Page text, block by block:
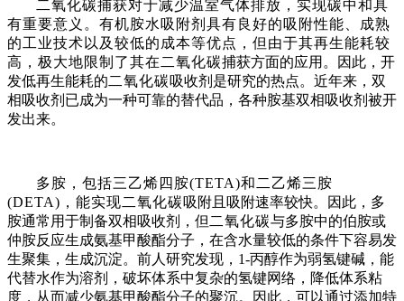
二氧化碳捕获对于减少温室气体排放，实现碳中和具
有重要意义。有机胺水吸附剂具有良好的吸附性能、成熟
的工业技术以及较低的成本等优点，但由于其再生能耗较
高，极大地限制了其在 二氧化碳捕获方面的应用。因此，开
发低再生能耗的二氧化碳吸收剂是研究的热点。近年来，双
相吸收剂已成为一种可靠的替代品，各种胺基双相吸收剂被开
发出来。
多胺，包括三乙烯四胺(TETA)和 二乙烯三胺
(DETA) ，能实现二氧化碳吸附且吸附速率较快。因此，多
胺通常用于制备双相吸收剂，但 二氧化碳与多胺中的伯胺或
仲胺反应生成氨基甲酸酯分子，在含水量较低的条件下容易发
生聚集，生成沉淀。前人研究发现， 1-丙醇作为弱氢键碱，能
代替水作为溶剂，破坏体系中复杂的氢键网络，降低体系粘
度，从而减少氨基甲酸酯分子的聚沉。因此，可以通过添加特